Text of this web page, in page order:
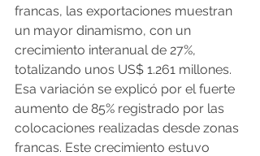
francas, las exportaciones muestran
un mayor dinamismo, con un
crecimiento interanual de 27%,
totalizando unos US$ 1.261 millones.
Esa variación se explicó por el fuerte
aumento de 85% registrado por las
colocaciones realizadas desde zonas
francas. Este crecimiento estuvo